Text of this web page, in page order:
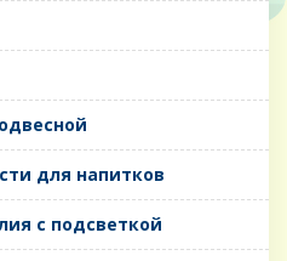
для напитков
с подсветкой